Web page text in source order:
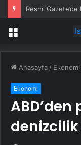
Resmi
Menü
Anasayfa / Ekonomi
Ekonomi
ABD’den